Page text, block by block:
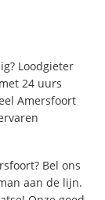
Loodgieter
24 uurs
Amersfoort
Bel ons
aan de lijn.